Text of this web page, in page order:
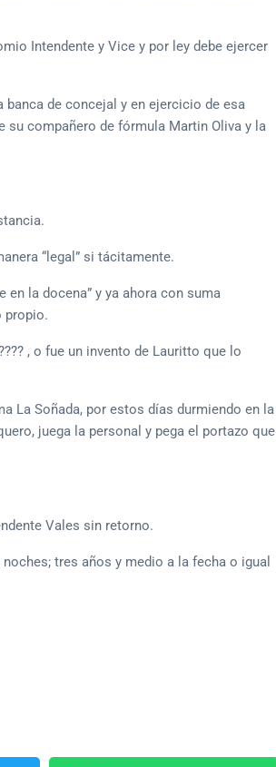
Intendente y Vice y por ley debe ejercer
de concejal y en ejercicio de esa
su compañero de fórmula Martin Oliva y la
“legal” si tácitamente.
en la docena” y ya ahora con suma
propio.
, o fue un invento de Lauritto que lo
La Soñada, por estos días durmiendo en la
juega la personal y pega el portazo que
Vales sin retorno.
tres años y medio a la fecha o igual